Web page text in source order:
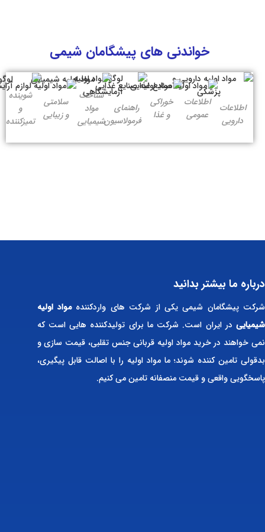
خواندنی های پیشگامان شیمی
اطلاعات
دارویی
اطلاعات
عمومی
خوراکی
و غذا
راهنمای
فرمولاسیون
شناخت
مواد
شیمیایی
سلامتی
و زیبایی
شوینده
و
تمیزکننده
درباره ما بیشتر بدانید
شرکت پیشگامان شیمی یکی از شرکت های واردکنندهمواد اولیه
شیمیایی در ایران است. شرکت ما برای تولیدکننده هایی است که
نمی خواهند در خرید مواد اولیه قربانی جنس تقلبی، قیمت سازی و
بدقولی تامین کننده شوند؛ ما مواد اولیه را با اصالت قابل پیگیری،
پاسخگویی واقعی و قیمت منصفانه تامین می کنیم.